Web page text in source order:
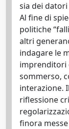
sia dei
Al fine di
politiche
altri
indagare le
imprenditori
sommerso,
interazione.
riflessione
finora